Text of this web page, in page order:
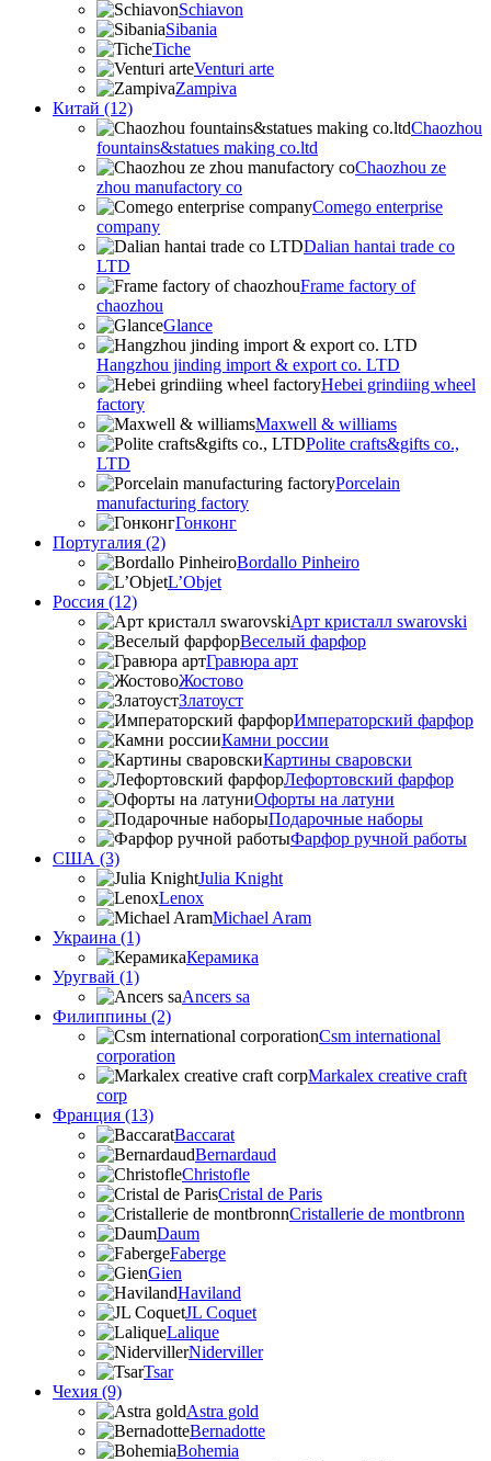
Schiavon
Sibania
Tiche
Venturi arte
Zampiva
Китай (12)
Chaozhou
fountains&statues making co.ltd
Chaozhou ze
zhou manufactory co
Comego enterprise
company
Dalian hantai trade co
LTD
Frame factory of
chaozhou
Glance
Hangzhou jinding import & export co. LTD
Hebei grindiing wheel
factory
Maxwell & williams
Polite crafts&gifts co.,
LTD
Porcelain
manufacturing factory
Гонконг
Португалия (2)
Bordallo Pinheiro
L’Objet
Россия (12)
Арт кристалл swarovski
Веселый фарфор
Гравюра арт
Жостово
Златоуст
Императорский фарфор
Камни россии
Картины сваровски
Лефортовский фарфор
Офорты на латуни
Подарочные наборы
Фарфор ручной работы
США (3)
Julia Knight
Lenox
Michael Aram
Украина (1)
Керамика
Уругвай (1)
Ancers sa
Филиппины (2)
Csm international
corporation
Markalex creative craft
corp
Франция (13)
Baccarat
Bernardaud
Christofle
Cristal de Paris
Cristallerie de montbronn
Daum
Faberge
Gien
Haviland
JL Coquet
Lalique
Niderviller
Tsar
Чехия (9)
Astra gold
Bernadotte
Bohemia